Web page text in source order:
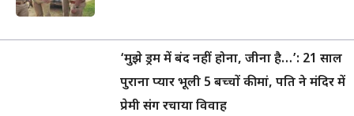
‘मुझे ड्रम में बंद नहीं होना, जीना है…’: 21 साल
पुराना प्यार भूली 5 बच्चों की मां, पति ने मंदिर में
प्रेमी संग रचाया विवाह